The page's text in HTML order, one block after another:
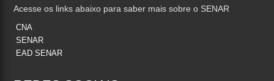
Acesse os links abaixo para saber mais sobre o SENAR
CNA
SENAR
EAD SENAR